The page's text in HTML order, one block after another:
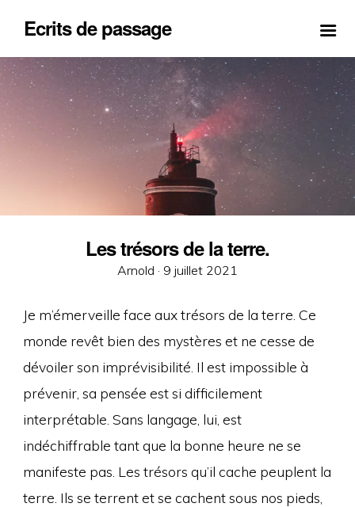
Ecrits de passage
Les trésors de la terre.
Arnold · Posted
9 juillet 2021
Je m’émerveille face aux trésors de la terre. Ce
monde revêt bien des mystères et ne cesse de
dévoiler son imprévisibilité. Il est impossible à
prévenir, sa pensée est si difficilement
interprétable. Sans langage, lui, est
indéchiffrable tant que la bonne heure ne se
manifeste pas. Les trésors qu’il cache peuplent la
terre. Ils se terrent et se cachent sous nos pieds,